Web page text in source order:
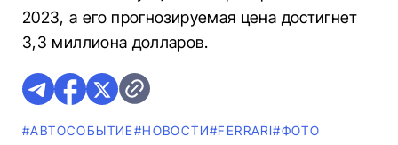
2023, а его прогнозируемая цена достигнет
3,3 миллиона долларов.
#АВТОСОБЫТИЕ#НОВОСТИ#FERRARI#ФОТО